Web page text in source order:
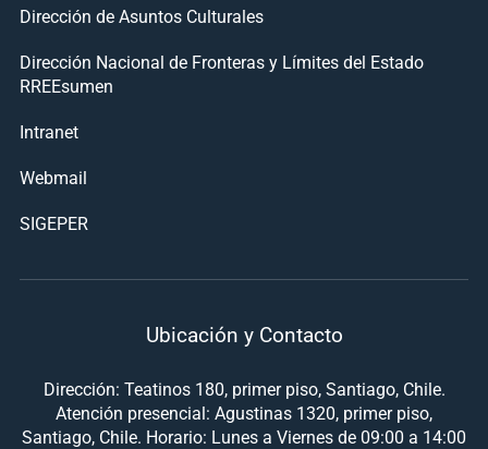
Dirección de Asuntos Culturales
Dirección Nacional de Fronteras y Límites del Estado
RREEsumen
Intranet
Webmail
SIGEPER
Ubicación y Contacto
Dirección: Teatinos 180, primer piso, Santiago, Chile.
Atención presencial: Agustinas 1320, primer piso,
Santiago, Chile. Horario: Lunes a Viernes de 09:00 a 14:00